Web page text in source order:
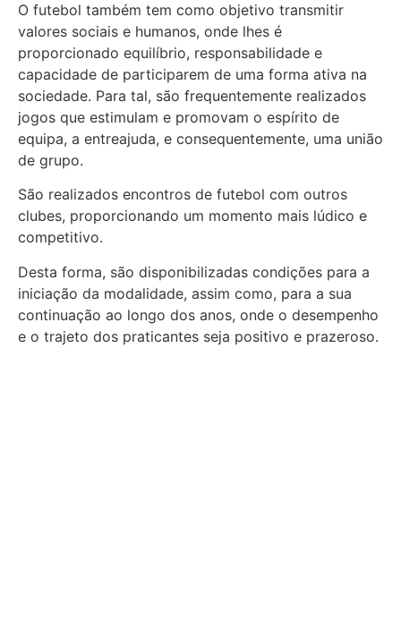
O futebol também tem como objetivo transmitir
valores sociais e humanos, onde lhes é
proporcionado equilíbrio, responsabilidade e
capacidade de participarem de uma forma ativa na
sociedade. Para tal, são frequentemente realizados
jogos que estimulam e promovam o espírito de
equipa, a entreajuda, e consequentemente, uma união
de grupo.
São realizados encontros de futebol com outros
clubes, proporcionando um momento mais lúdico e
competitivo.
Desta forma, são disponibilizadas condições para a
iniciação da modalidade, assim como, para a sua
continuação ao longo dos anos, onde o desempenho
e o trajeto dos praticantes seja positivo e prazeroso.